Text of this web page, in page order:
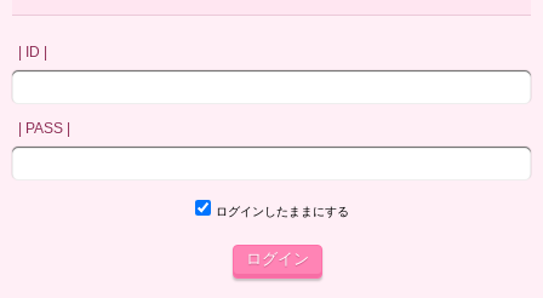
| ID |
| PASS |
ログインしたままにする